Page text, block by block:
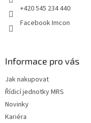
+420 545 234 440
Facebook Imcon
Informace pro vás
Jak nakupovat
Řídicí jednotky MRS
Novinky
Kariéra